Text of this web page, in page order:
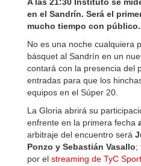
en el Sandrín. Será el
mucho tiempo con público.
No es una noche cualquiera
básquet al Sandrín en un
contará con la presencia del
entradas para que los
equipos en el Súper 20.
La Gloria abrirá su
enfrente en la primera fecha
arbitraje del encuentro será
Ponzo y Sebastián Vasallo;
por el streaming de TyC